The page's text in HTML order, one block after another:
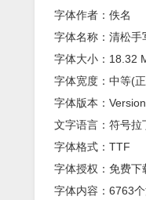
字体作者：佚名
字体名称：清松
字体大小：18.32
字体宽度：中等(
字体版本：
文字语言：符号拉
字体格式：TTF
字体授权：免费下
字体内容：6763